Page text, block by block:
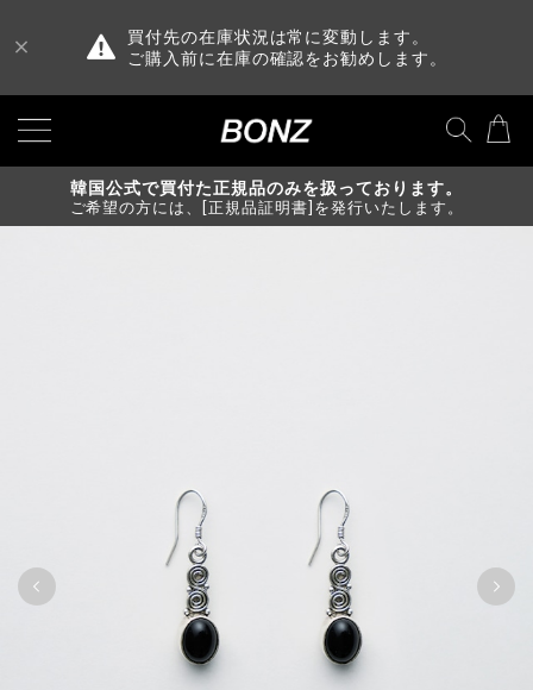
買付先の在庫状況は常に変動します。
ご購入前に在庫の確認をお勧めします。
韓国公式で買付た正規品のみを扱っております。
ご希望の方には、[正規品証明書]を発行いたします。